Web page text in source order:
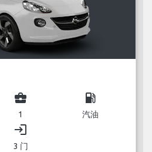
business_center
1
local_gas_station
汽油
login
3 门